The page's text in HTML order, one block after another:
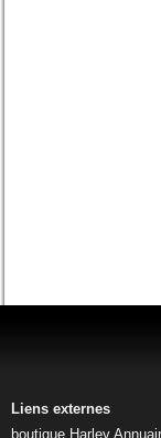
Liens externes
boutique Harley